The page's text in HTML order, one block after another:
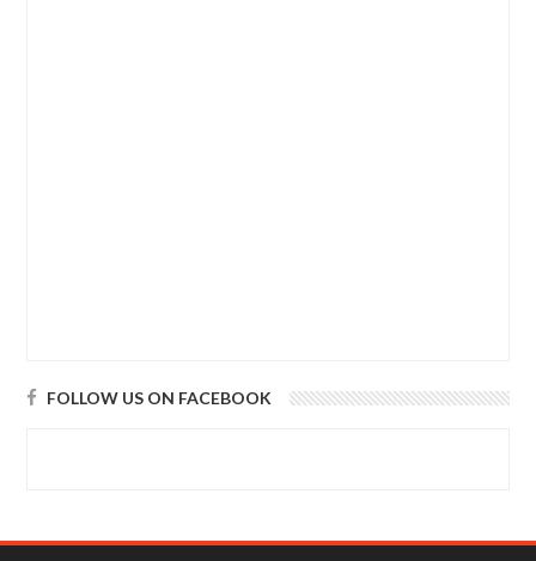
FOLLOW US ON FACEBOOK